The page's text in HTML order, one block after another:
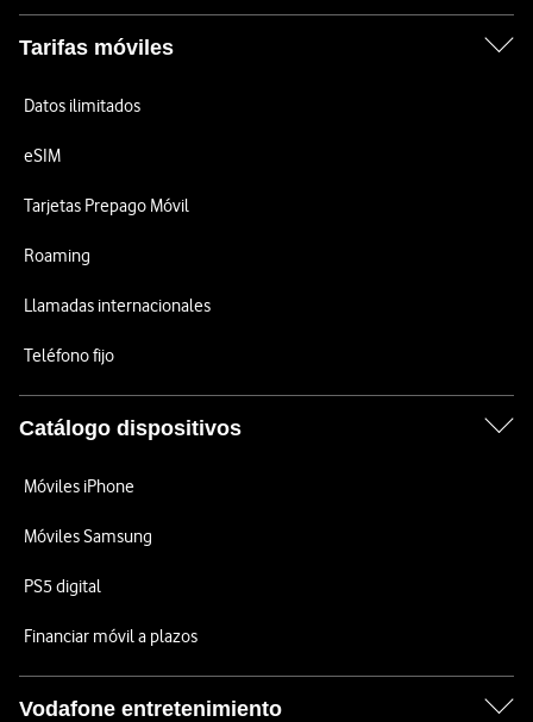
Tarifas móviles
Datos ilimitados
eSIM
Tarjetas Prepago Móvil
Roaming
Llamadas internacionales
Teléfono fijo
Catálogo dispositivos
Móviles iPhone
Móviles Samsung
PS5 digital
Financiar móvil a plazos
Vodafone entretenimiento